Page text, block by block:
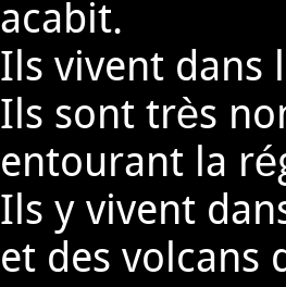
acabit.
Ils vivent dans
Ils sont très
entourant la
Ils y vivent
et des volcans